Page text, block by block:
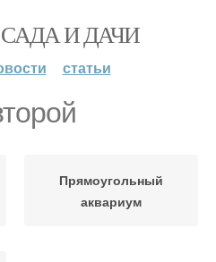
И ДАЧИ
статьи
Прямоугольный
аквариум